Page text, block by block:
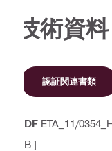
技術資料
認証関連書類
PDF ETA_11/
KB ]